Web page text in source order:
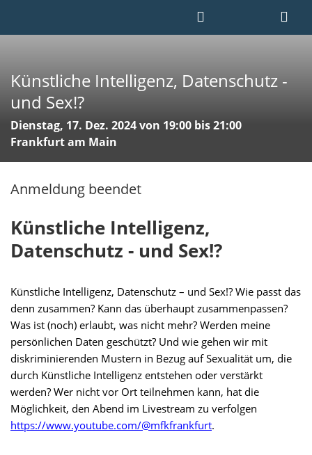
Künstliche Intelligenz, Datenschutz -
und Sex!?
Dienstag, 17. Dez. 2024 von 19:00 bis 21:00
Frankfurt am Main
Anmeldung beendet
Künstliche Intelligenz,
Datenschutz - und Sex!?
Künstliche Intelligenz, Datenschutz – und Sex!? Wie passt das
denn zusammen? Kann das überhaupt zusammenpassen?
Was ist (noch) erlaubt, was nicht mehr? Werden meine
persönlichen Daten geschützt? Und wie gehen wir mit
diskriminierenden Mustern in Bezug auf Sexualität um, die
durch Künstliche Intelligenz entstehen oder verstärkt
werden? Wer nicht vor Ort teilnehmen kann, hat die
Möglichkeit, den Abend im Livestream zu verfolgen
https://www.youtube.com/@mfkfrankfurt.